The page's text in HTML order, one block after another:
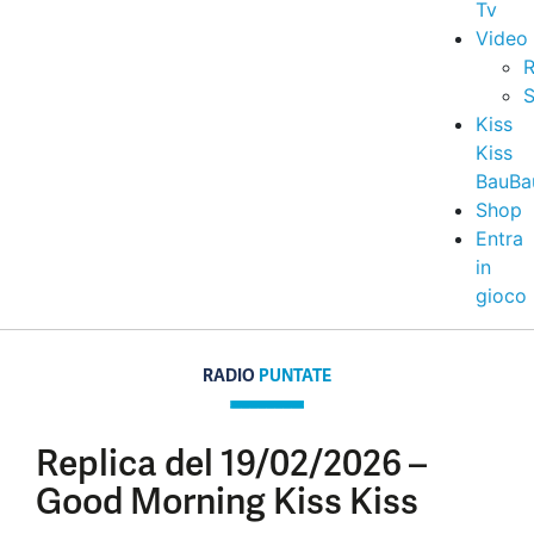
Tv
Video
Kiss
Kiss
Shop
Entra
in
gioco
RADIO PUNTATE
Replica del 19/02/2026 –
Good Morning Kiss Kiss